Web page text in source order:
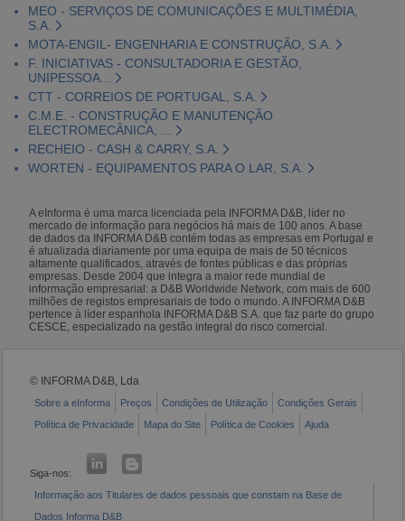
MEO - SERVIÇOS DE COMUNICAÇÕES E MULTIMÉDIA,
S.A.
MOTA-ENGIL- ENGENHARIA E CONSTRUÇÃO, S.A.
F. INICIATIVAS - CONSULTADORIA E GESTÃO,
UNIPESSOA...
CTT - CORREIOS DE PORTUGAL, S.A.
C.M.E. - CONSTRUÇÃO E MANUTENÇÃO
ELECTROMECÂNICA, ...
RECHEIO - CASH & CARRY, S.A.
WORTEN - EQUIPAMENTOS PARA O LAR, S.A.
A eInforma é uma marca licenciada pela INFORMA D&B, líder no
mercado de informação para negócios há mais de 100 anos. A base
de dados da INFORMA D&B contém todas as empresas em Portugal e
é atualizada diariamente por uma equipa de mais de 50 técnicos
altamente qualificados, através de fontes públicas e das próprias
empresas. Desde 2004 que integra a maior rede mundial de
informação empresarial: a D&B Worldwide Network, com mais de 600
milhões de registos empresariais de todo o mundo. A INFORMA D&B
pertence à líder espanhola INFORMA D&B S.A. que faz parte do grupo
CESCE, especializado na gestão integral do risco comercial.
© INFORMA D&B, Lda
Sobre a eInforma Preços Condições de Utilização
Condições Gerais
Política de Privacidade
Mapa do Site Política de Cookies Ajuda
Siga-nos:
Informação aos Titulares de dados pessoais que constam na Base de
Dados Informa D&B